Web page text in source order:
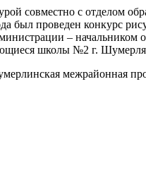
совместно с отделом
был проведен конкурс
–
школы №2 г.
межрайонная